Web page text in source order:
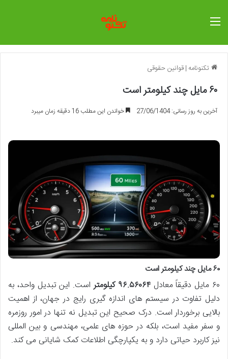
تکنونامه |قوانین حقوقی
۶۰ مایل چند کیلومتر است
آخرین به روز رسانی: 27/06/1404 خواندن این مطلب 16 دقیقه زمان میبرد
۶۰ مایل چند کیلومتر است
۶۰ مایل دقیقاً معادل ۹۶.۵۶۰۶۴ کیلومتر
است. این تبدیل واحد، به
دلیل تفاوت در سیستم های اندازه گیری رایج در جهان، از اهمیت
بالایی برخوردار است. درک صحیح این تبدیل نه تنها در امور روزمره
و سفر مفید است، بلکه در حوزه های علمی، مهندسی و بین المللی
نیز کاربرد حیاتی دارد و به یکپارچگی اطلاعات کمک شایانی می کند.